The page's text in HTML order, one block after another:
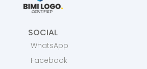
SOCIAL
WhatsApp
Facebook